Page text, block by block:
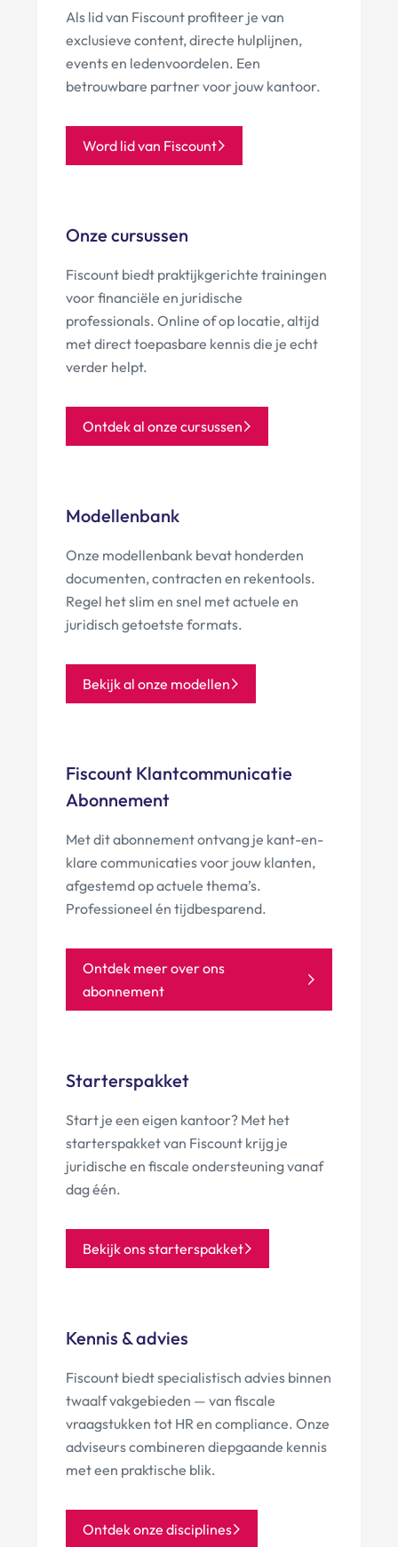
Als lid van Fiscount profiteer je van
exclusieve content, directe hulplijnen,
events en ledenvoordelen. Een
betrouwbare partner voor jouw kantoor.
Word lid van Fiscount
Onze cursussen
Fiscount biedt praktijkgerichte trainingen
voor financiële en juridische
professionals. Online of op locatie, altijd
met direct toepasbare kennis die je echt
verder helpt.
Ontdek al onze cursussen
Modellenbank
Onze modellenbank bevat honderden
documenten, contracten en rekentools.
Regel het slim en snel met actuele en
juridisch getoetste formats.
Bekijk al onze modellen
Fiscount Klantcommunicatie
Abonnement
Met dit abonnement ontvang je kant-en-
klare communicaties voor jouw klanten,
afgestemd op actuele thema’s.
Professioneel én tijdbesparend.
Ontdek meer over ons
abonnement
Starterspakket
Start je een eigen kantoor? Met het
starterspakket van Fiscount krijg je
juridische en fiscale ondersteuning vanaf
dag één.
Bekijk ons starterspakket
Kennis & advies
Fiscount biedt specialistisch advies binnen
twaalf vakgebieden — van fiscale
vraagstukken tot HR en compliance. Onze
adviseurs combineren diepgaande kennis
met een praktische blik.
Ontdek onze disciplines